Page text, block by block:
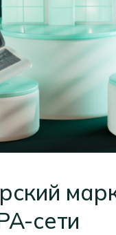
сети